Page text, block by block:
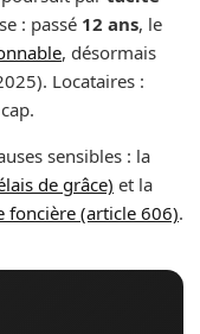
: passé 12 ans, le
, désormais
Locataires :
sensibles : la
de grâce) et la
foncière (article 606).